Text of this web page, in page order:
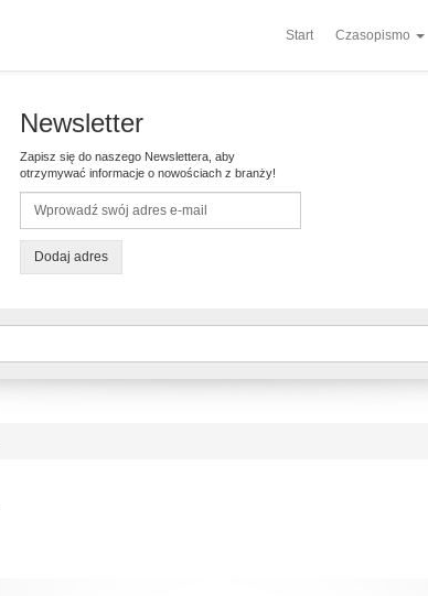
Start Czasopismo
Newsletter
Zapisz się do naszego Newslettera, aby
otrzymywać informacje o nowościach z branży!
Dodaj adres